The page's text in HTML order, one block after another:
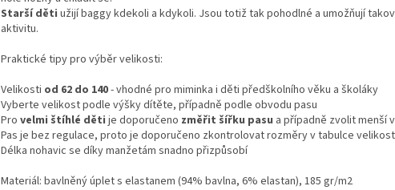
Starší děti užijí baggy kdekoli a kdykoli. Jsou totiž tak pohodlné a umožňují
aktivitu.
Praktické tipy pro výběr velikosti:
Velikosti od 62 do 140- vhodné pro miminka i děti předškolního věku a školáky
Vyberte velikost podle výšky dítěte, případně podle obvodu pasu
Pro velmi štíhlé děti je doporučeno změřit šířku pasu a případně zvolit menší
Pas je bez regulace, proto je doporučeno zkontrolovat rozměry v tabulce
Délka nohavic se díky manžetám snadno přizpůsobí
Materiál: bavlněný úplet s elastanem (94% bavlna, 6% elastan), 185 gr/m2